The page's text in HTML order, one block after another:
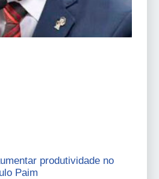
produtividade no
Paim